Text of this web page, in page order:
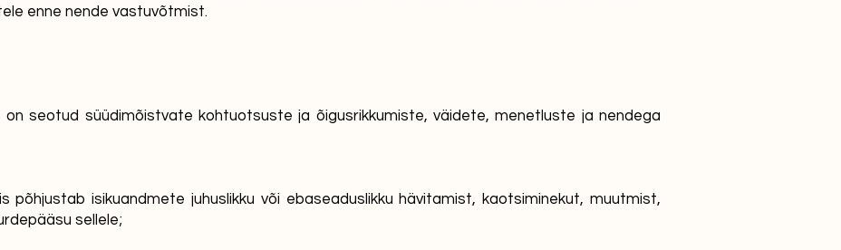
enne nende vastuvõtmist.
on seotud süüdimõistvate kohtuotsuste ja õigusrikkumiste, väidete, menetluste ja nendega
põhjustab isikuandmete juhuslikku või ebaseaduslikku hävitamist, kaotsiminekut, muutmist,
sellele;